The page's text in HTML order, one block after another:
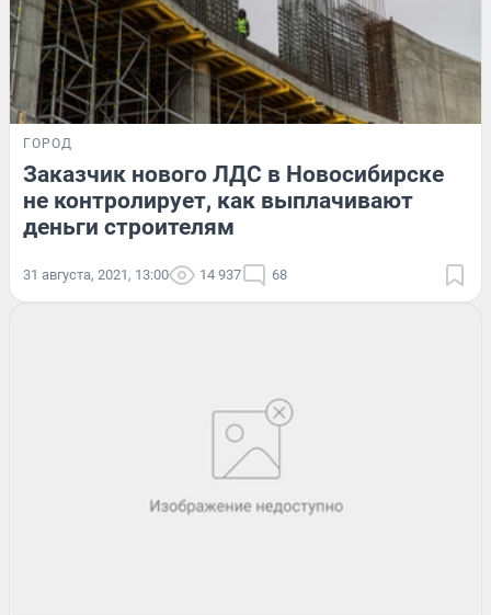
ГОРОД
Заказчик нового ЛДС в Новосибирске
не контролирует, как выплачивают
деньги строителям
31 августа, 2021, 13:00 14 937 68